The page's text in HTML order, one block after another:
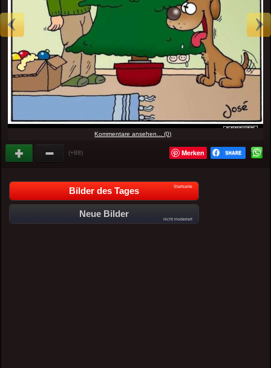
Kommentare ansehen... (0)
(+88) Merken
Bilder des Tages Startseite
Neue Bilder
nicht moderiert